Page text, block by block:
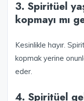
3. Spiritüel
kopmayı mı
Kesinlikle hayır.
kopmak yerine
eder.
4. Spiritüel